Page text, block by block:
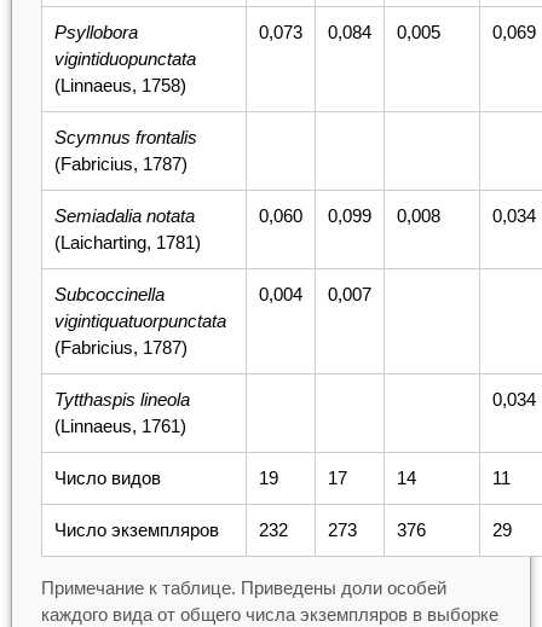
Psyllobora
vigintiduopunctata
(Linnaeus, 1758)
0,073 0,084 0,005 0,069
Scymnus frontalis
(Fabricius, 1787)
Semiadalia notata
(Laicharting, 1781)
0,060 0,099 0,008 0,034
Subcoccinella
vigintiquatuorpunctata
(Fabricius, 1787)
0,004 0,007
Tytthaspis lineola
(Linnaeus, 1761)
0,034
Число видов 19 17 14 11
Число экземпляров 232 273 376 29
Примечание к таблице. Приведены доли особей
каждого вида от общего числа экземпляров в выборке